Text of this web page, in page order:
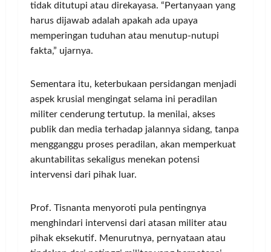
tidak ditutupi atau direkayasa. “Pertanyaan yang
harus dijawab adalah apakah ada upaya
memperingan tuduhan atau menutup-nutupi
fakta,” ujarnya.
Sementara itu, keterbukaan persidangan menjadi
aspek krusial mengingat selama ini peradilan
militer cenderung tertutup. Ia menilai, akses
publik dan media terhadap jalannya sidang, tanpa
mengganggu proses peradilan, akan memperkuat
akuntabilitas sekaligus menekan potensi
intervensi dari pihak luar.
Prof. Tisnanta menyoroti pula pentingnya
menghindari intervensi dari atasan militer atau
pihak eksekutif. Menurutnya, pernyataan atau